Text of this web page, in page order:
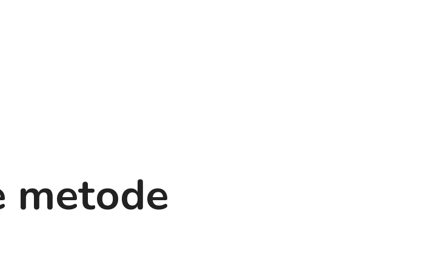
metode